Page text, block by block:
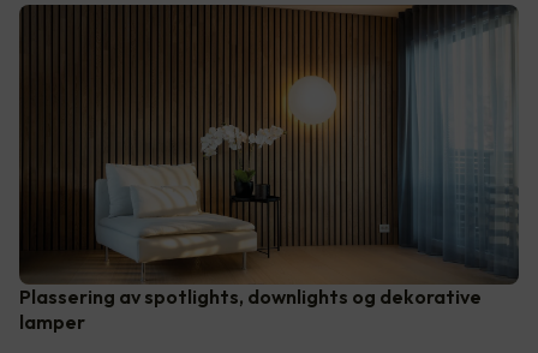
Plassering av spotlights, downlights og dekorative
lamper